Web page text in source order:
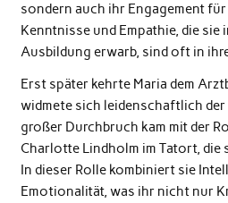
sondern auch ihr Engagement
Kenntnisse und Empathie, die sie
Ausbildung erwarb, sind oft in
Erst später kehrte Maria dem
widmete sich leidenschaftlich der
großer Durchbruch kam mit der
Charlotte Lindholm im Tatort, die
In dieser Rolle kombiniert sie
Emotionalität, was ihr nicht nur